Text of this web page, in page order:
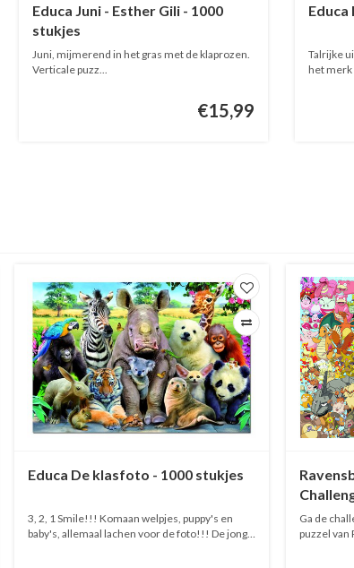
Educa Juni - Esther Gili - 1000
stukjes
Juni, mijmerend in het gras met de klaprozen.
Verticale puzz...
€15,99
Educa
Talrijke
het merk
Educa De klasfoto - 1000 stukjes
3, 2, 1 Smile!!! Komaan welpjes, puppy's en
baby's, allemaal lachen voor de foto!!! De jonge
Ga de
puzzel van